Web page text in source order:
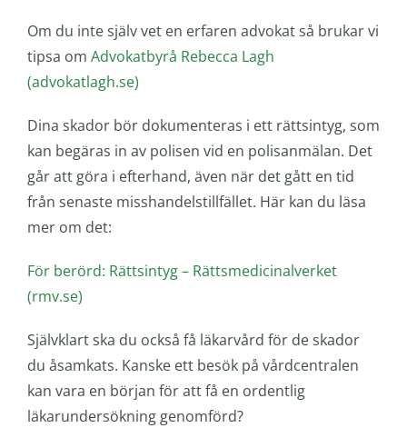
Om du inte själv vet en erfaren advokat så brukar vi
tipsa om Advokatbyrå Rebecca Lagh
(advokatlagh.se)
Dina skador bör dokumenteras i ett rättsintyg, som
kan begäras in av polisen vid en polisanmälan. Det
går att göra i efterhand, även när det gått en tid
från senaste misshandelstillfället. Här kan du läsa
mer om det:
För berörd: Rättsintyg – Rättsmedicinalverket
(rmv.se)
Självklart ska du också få läkarvård för de skador
du åsamkats. Kanske ett besök på vårdcentralen
kan vara en början för att få en ordentlig
läkarundersökning genomförd?